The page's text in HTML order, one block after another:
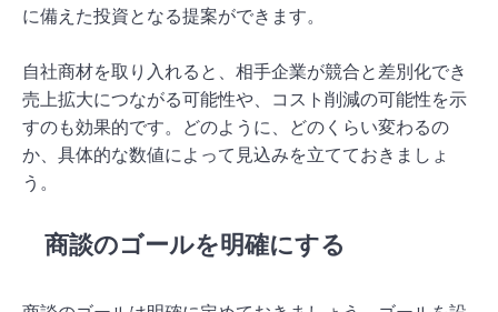
に備えた投資となる提案ができます。
自社商材を取り入れると、相手企業が競合と差別化でき
売上拡大につながる可能性や、コスト削減の可能性を示
すのも効果的です。どのように、どのくらい変わるの
か、具体的な数値によって見込みを立てておきましょ
う。
商談のゴールを明確にする